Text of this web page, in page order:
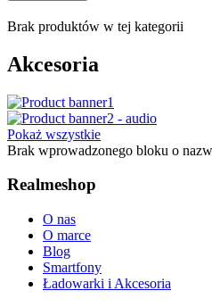
Brak produktów w tej kategorii
Akcesoria
Pokaż wszystkie
Brak wprowadzonego bloku o
Realmeshop
O nas
O marce
Blog
Smartfony
Ładowarki i Akcesoria